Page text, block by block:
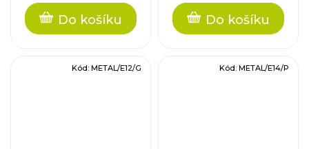
Do košíku Do košíku
Kód: METAL/E12/G Kód: METAL/E14/P